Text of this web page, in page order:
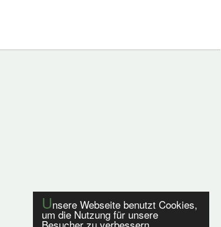
Unsere Webseite benutzt Cookies,
um die Nutzung für unsere